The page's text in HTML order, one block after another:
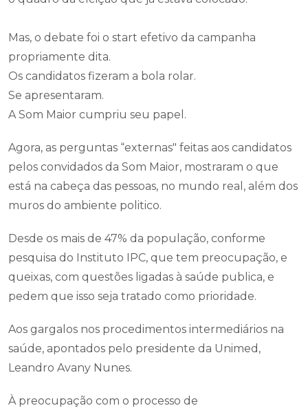
Mas, o debate foi o start efetivo da campanha
propriamente dita.
Os candidatos fizeram a bola rolar.
Se apresentaram.
A Som Maior cumpriu seu papel.
Agora, as perguntas “externas" feitas aos candidatos
pelos convidados da Som Maior, mostraram o que
está na cabeça das pessoas, no mundo real, além dos
muros do ambiente politico.
Desde os mais de 47% da população, conforme
pesquisa do Instituto IPC, que tem preocupação, e
queixas, com questões ligadas à saúde publica, e
pedem que isso seja tratado como prioridade.
Aos gargalos nos procedimentos intermediários na
saúde, apontados pelo presidente da Unimed,
Leandro Avany Nunes.
À preocupação com o processo de